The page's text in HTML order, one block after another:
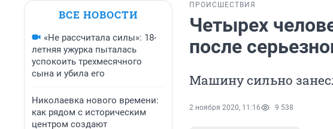
ВСЕ НОВОСТИ
«Не рассчитала силы»: 18-
летняя ужурка пыталась
успокоить трехмесячного
сына и убила его
Николаевка нового времени:
как рядом с историческим
центром создают
ПРОИСШЕСТВИЯ
Четырех
после
Машину сильно
2 ноября 2020, 11:16 9 538